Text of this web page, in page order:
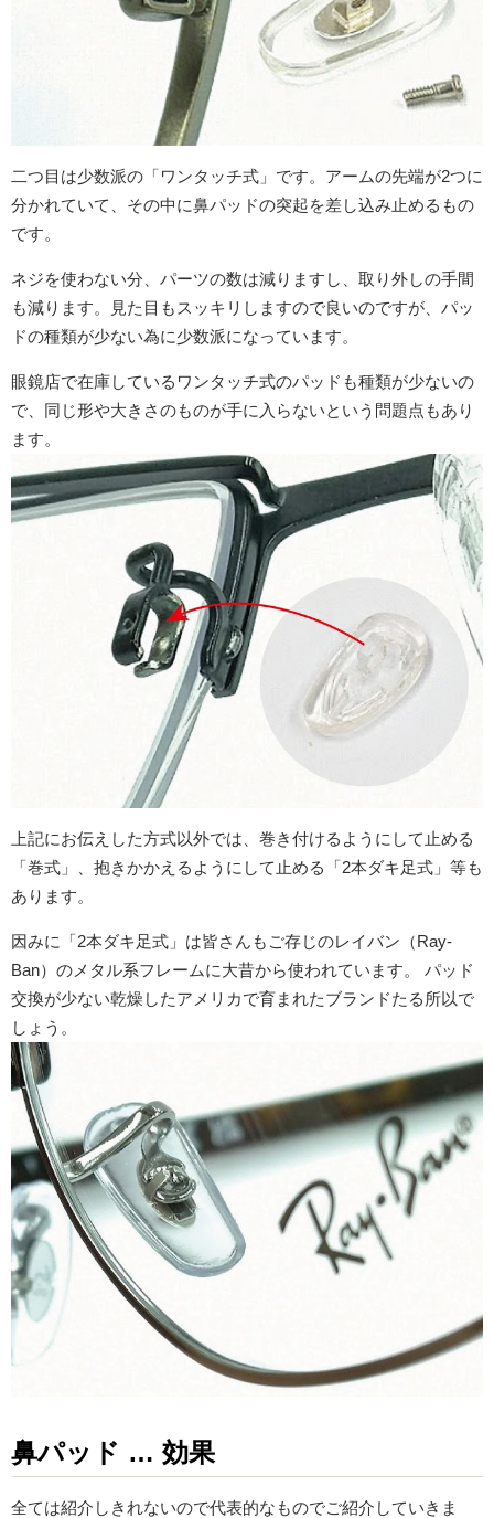
二つ目は少数派の「ワンタッチ式」です。アームの先端が2つに
分かれていて、その中に鼻パッドの突起を差し込み止めるもの
です。
ネジを使わない分、パーツの数は減りますし、取り外しの手間
も減ります。見た目もスッキリしますので良いのですが、パッ
ドの種類が少ない為に少数派になっています。
眼鏡店で在庫しているワンタッチ式のパッドも種類が少ないの
で、同じ形や大きさのものが手に入らないという問題点もあり
ます。
上記にお伝えした方式以外では、巻き付けるようにして止める
「巻式」、抱きかかえるようにして止める「2本ダキ足式」等も
あります。
因みに「2本ダキ足式」は皆さんもご存じのレイバン（Ray-
Ban）のメタル系フレームに大昔から使われています。 パッド
交換が少ない乾燥したアメリカで育まれたブランドたる所以で
しょう。
鼻パッド … 効果
全ては紹介しきれないので代表的なものでご紹介していきま